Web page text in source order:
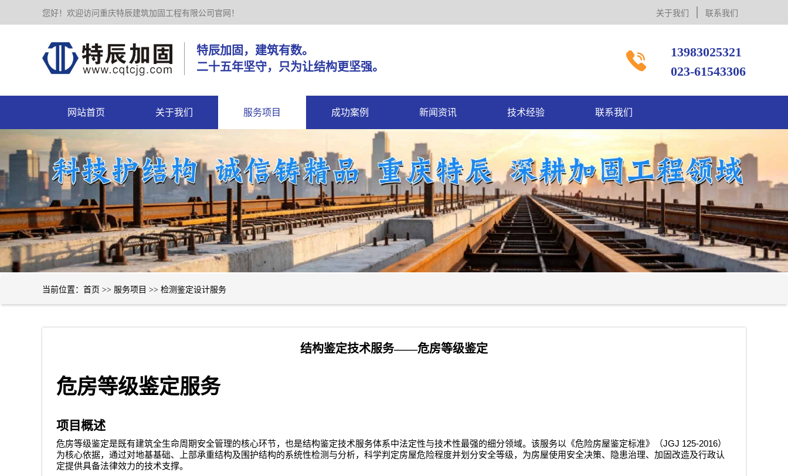
您好！欢迎访问重庆特辰建筑加固工程有限公司官网！ 关于我们 联系我们
特辰加固，建筑有数。
二十五年坚守，只为让结构更坚强。

13983025321
023-61543306
网站首页 关于我们 服务项目 成功案例 新闻资讯 技术经验 联系我们
当前位置： 首页 >> 服务项目 >> 检测鉴定设计服务
结构鉴定技术服务——危房等级鉴定
危房等级鉴定服务
项目概述
危房等级鉴定是既有建筑全生命周期安全管理的核心环节，也是结构鉴定技术服务体系中法定性与技术性最强的细分领域。该服务以《危险房屋鉴定标准》（JGJ 125-2016）
为核心依据，通过对地基基础、上部承重结构及围护结构的系统性检测与分析，科学判定房屋危险程度并划分安全等级，为房屋使用安全决策、隐患治理、加固改造及行政认
定提供具备法律效力的技术支撑。